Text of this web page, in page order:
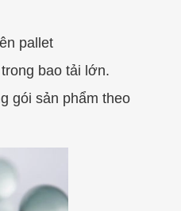
pallet
bao tải lớn.
gói sản phẩm theo